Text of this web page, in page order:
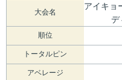
大会名
アイキョ
デ
順位
トータルピン
アベレージ